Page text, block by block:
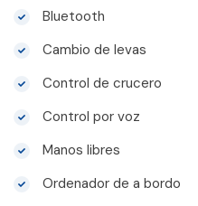
Bluetooth
Cambio de levas
Control de crucero
Control por voz
Manos libres
Ordenador de a bordo